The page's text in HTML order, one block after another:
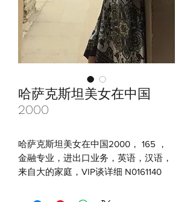
哈萨克斯坦美女在中国
2000
哈萨克斯坦美女在中国2000， 165 ，
金融专业，进出口业务，英语，汉语，
来自大的家庭，VIP谈详细 N0161140